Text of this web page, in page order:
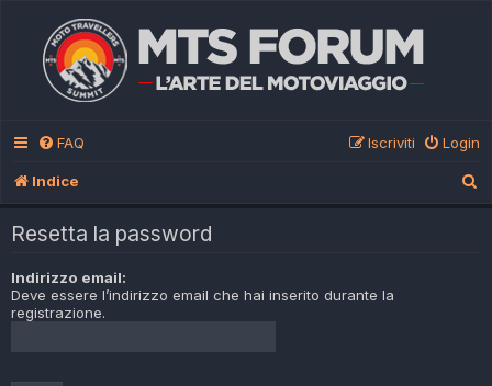
FAQ Login
Iscriviti
Indice
Resetta la password
Indirizzo email:
Deve essere l’indirizzo email che hai inserito durante la
registrazione.